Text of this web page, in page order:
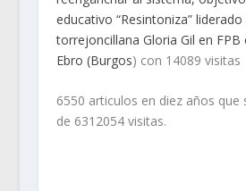
educativo “Resintoniza”
torrejoncillana Gloria Gil en FPB
Ebro (Burgos) con 14089 visitas
6550 articulos en diez años que
de 6312054 visitas.